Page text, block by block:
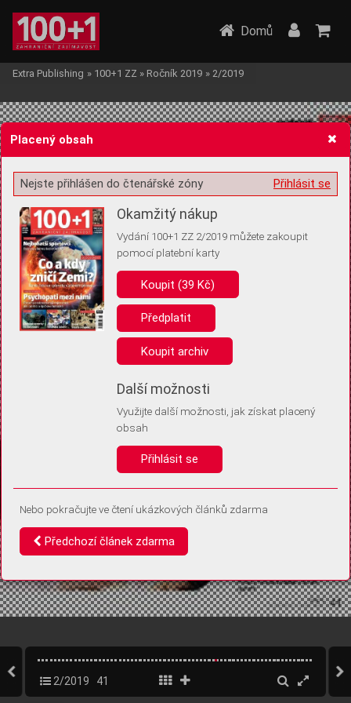
Žádost o souhlas s ukládáním volitelných informací
Pro základní fungování webu nepotřebujeme ukládat žádné informace
(tzv. cookies apod.). Rádi bychom vás ale požádali o souhlas s
uložením volitelných informací:
Anonymní unikátní ID
Díky němu příště poznáme, že se jedná o stejné zařízení, a
Identifikátor je zcela anonymní.
Vaše souhlasy a odmítnutí si ukládáme do vašeho zařízení, abychom se
vás už příště znovu neptali. Můžete je kdykoli později upravit ve Správě
Domů
Extra Publishing » 100+1 ZZ » Ročník 2019 » 2/2019
2/2019 41
Placený obsah
Přihlásit se
Nejste přihlášen do čtenářské zóny
Okamžitý nákup
Vydání 100+1 ZZ 2/2019 můžete zakoupit
pomocí platební karty
Koupit (39 Kč)
Předplatit
Koupit archiv
Další možnosti
Využijte další možnosti, jak získat placený
obsah
Přihlásit se
Nebo pokračujte ve čtení ukázkových článků zdarma
Předchozí článek zdarma